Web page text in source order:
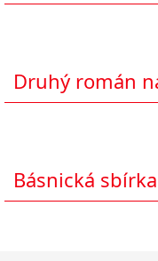
Druhý román
Básnická